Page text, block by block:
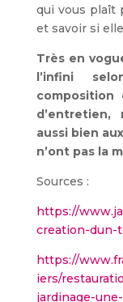
qui vous plaît
et savoir si
Très en
l’infini
aussi bien
n’ont pas la
Sources :
https://
creation-dun-
https://
iers/
jardinage-